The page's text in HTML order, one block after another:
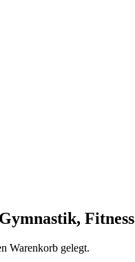
Fitness
Warenkorb gelegt.